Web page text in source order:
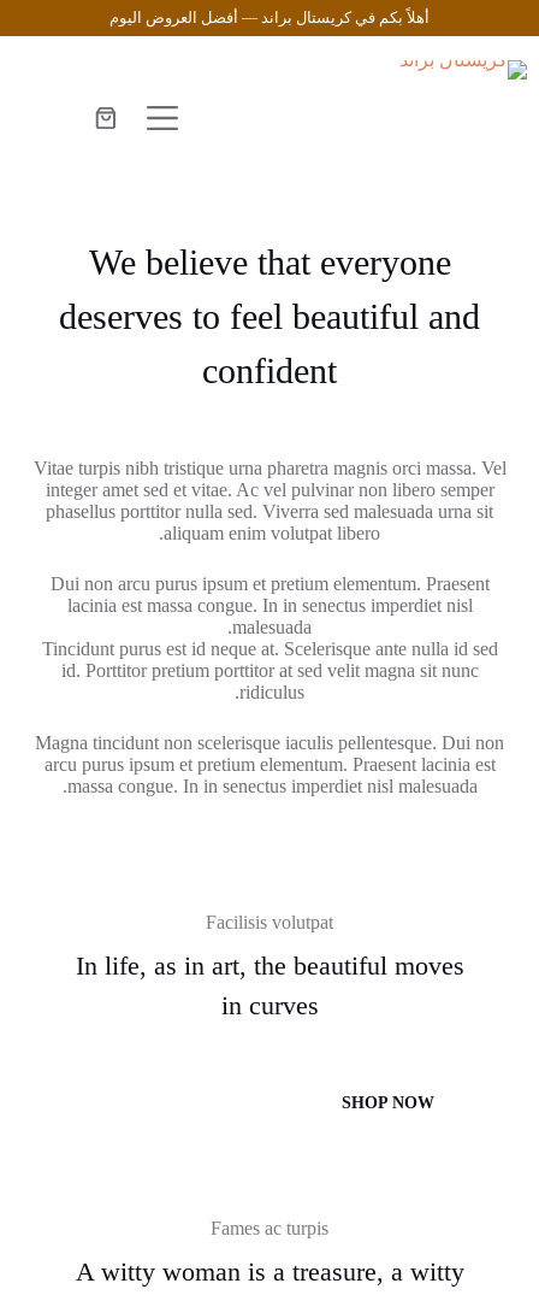
أهلاً بكم في كريستال براند — أفضل العروض اليوم
We believe that everyone
deserves to feel beautiful and
confident
Vitae turpis nibh tristique urna pharetra magnis orci massa. Vel
integer amet sed et vitae. Ac vel pulvinar non libero semper
phasellus porttitor nulla sed. Viverra sed malesuada urna sit
aliquam enim volutpat libero.
Dui non arcu purus ipsum et pretium elementum. Praesent
lacinia est massa congue. In in senectus imperdiet nisl
malesuada.
Tincidunt purus est id neque at. Scelerisque ante nulla id sed
id. Porttitor pretium porttitor at sed velit magna sit nunc
ridiculus.
Magna tincidunt non scelerisque iaculis pellentesque. Dui non
arcu purus ipsum et pretium elementum. Praesent lacinia est
massa congue. In in senectus imperdiet nisl malesuada.
Facilisis volutpat
In life, as in art, the beautiful moves
in curves
SHOP NOW
Fames ac turpis
A witty woman is a treasure, a witty